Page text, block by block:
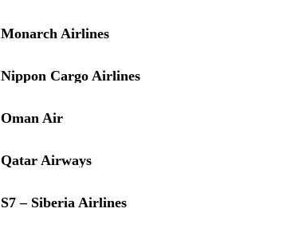
Monarch Airlines
Nippon Cargo Airlines
Oman Air
Qatar Airways
S7 – Siberia Airlines